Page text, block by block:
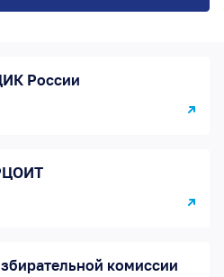
России
комиссии